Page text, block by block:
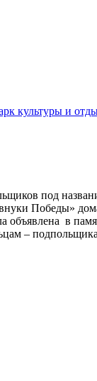
культуры и
под
Победы» дома
в
–